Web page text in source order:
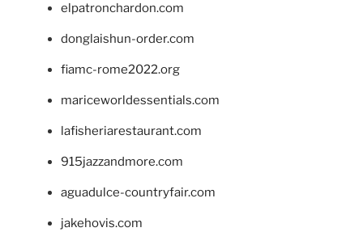
elpatronchardon.com
donglaishun-order.com
fiamc-rome2022.org
mariceworldessentials.com
lafisheriarestaurant.com
915jazzandmore.com
aguadulce-countryfair.com
jakehovis.com